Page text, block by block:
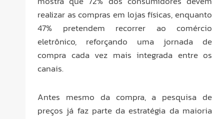
realizar as compras em lojas físicas, enquanto
47% pretendem recorrer ao comércio
eletrônico, reforçando uma jornada de
compra cada vez mais integrada entre os
canais.
Antes mesmo da compra, a pesquisa de
preços já faz parte da estratégia da maioria